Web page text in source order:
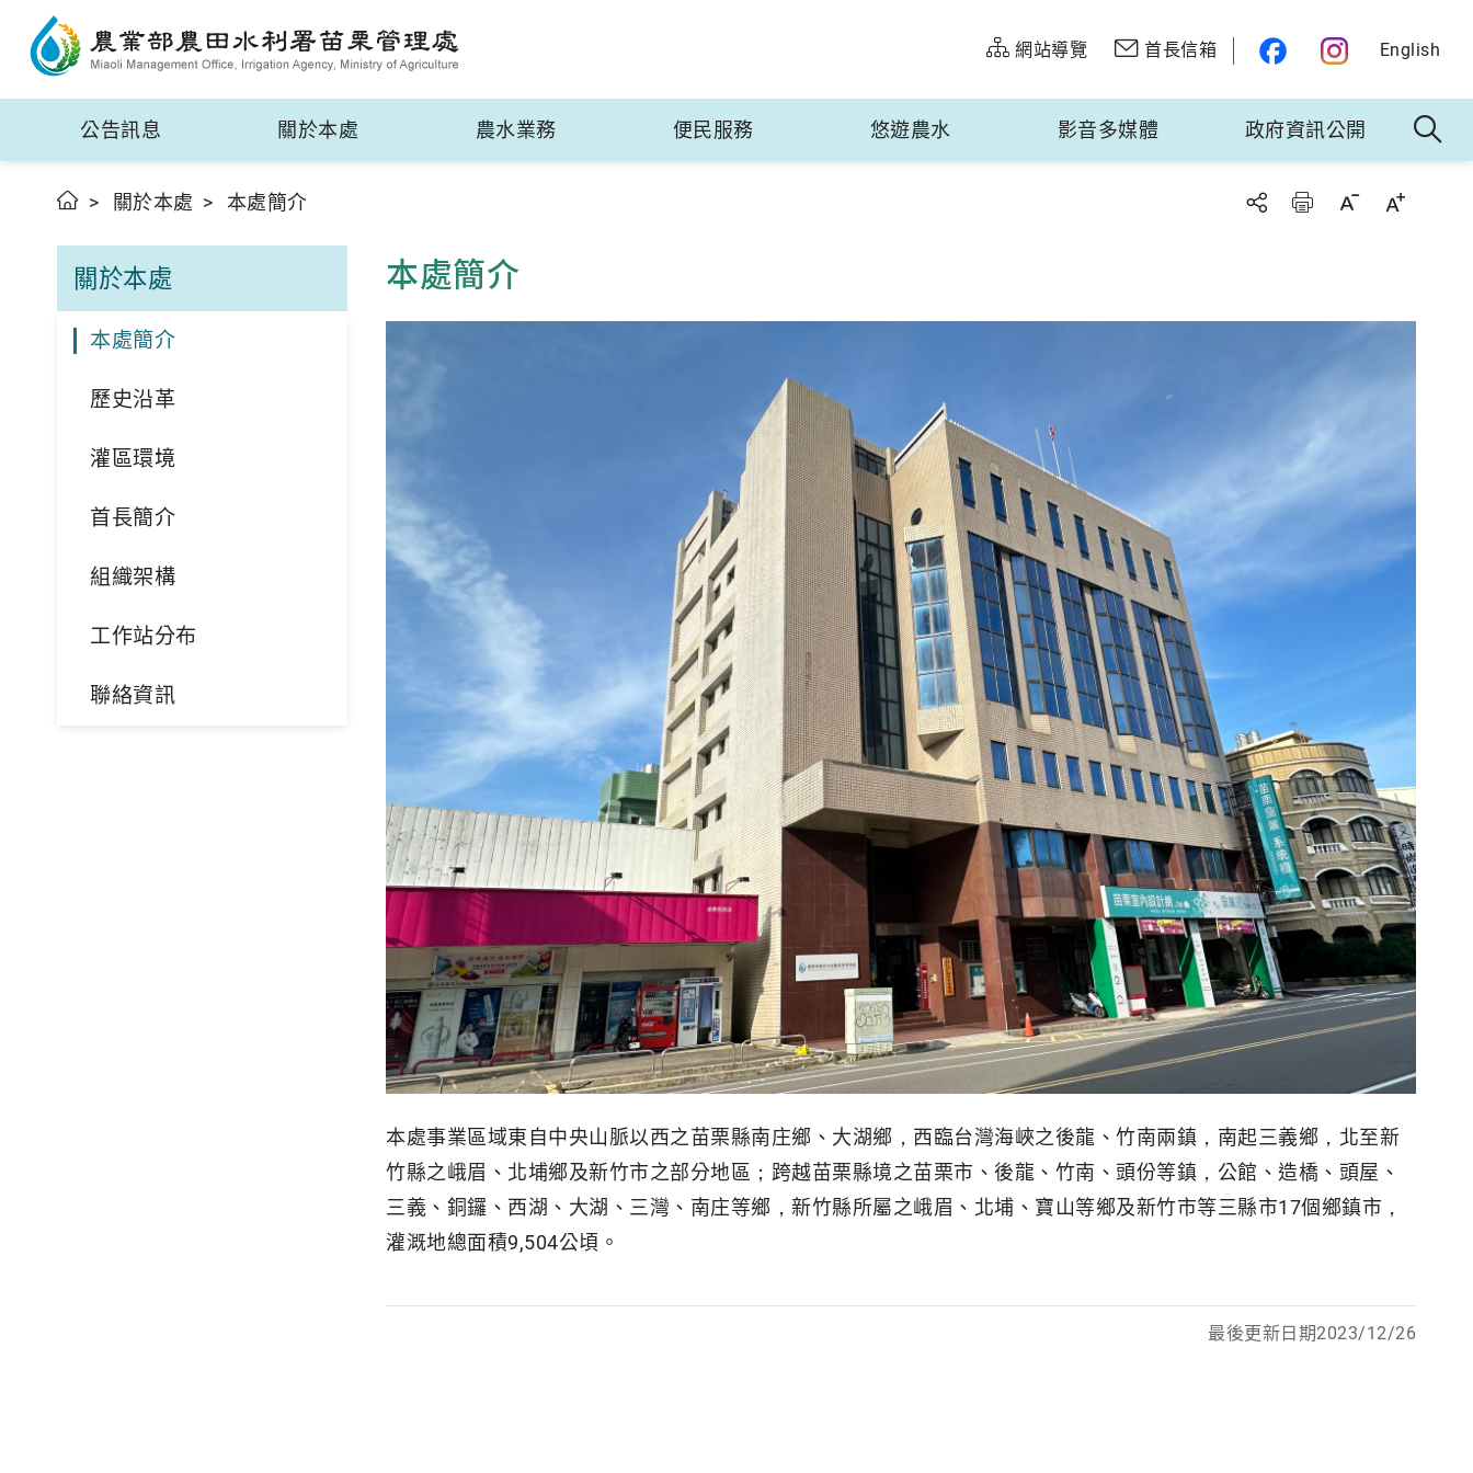
網站導覽 首長信箱 English
公告訊息 關於本處 農水業務 便民服務 悠遊農水 影音多媒體 政府資訊公開
關於本處 本處簡介
關於本處
本處簡介
歷史沿革
灌區環境
首長簡介
組織架構
工作站分布
聯絡資訊
本處簡介
本處事業區域東自中央山脈以西之苗栗縣南庄鄉、大湖鄉，西臨台灣海峽之後龍、竹南兩鎮，南起三義鄉，北至新
竹縣之峨眉、北埔鄉及新竹市之部分地區；跨越苗栗縣境之苗栗市、後龍、竹南、頭份等鎮，公館、造橋、頭屋、
三義、銅鑼、西湖、大湖、三灣、南庄等鄉，新竹縣所屬之峨眉、北埔、寶山等鄉及新竹市等三縣市17個鄉鎮市，
灌溉地總面積9,504公頃。
最後更新日期2023/12/26